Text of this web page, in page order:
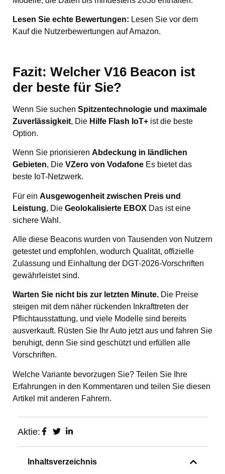
Lesen Sie echte Bewertungen: Lesen Sie vor dem
Kauf die Nutzerbewertungen auf Amazon.
Fazit: Welcher V16 Beacon ist
der beste für Sie?
Wenn Sie suchen Spitzentechnologie und maximale
Zuverlässigkeit, Die Hilfe Flash IoT+ ist die beste
Option.
Wenn Sie priorisieren Abdeckung in ländlichen
Gebieten, Die VZero von Vodafone Es bietet das
beste IoT-Netzwerk.
Für ein Ausgewogenheit zwischen Preis und
Leistung, Die Geolokalisierte EBOX Das ist eine
sichere Wahl.
Alle diese Beacons wurden von Tausenden von Nutzern
getestet und empfohlen, wodurch Qualität, offizielle
Zulassung und Einhaltung der DGT-2026-Vorschriften
gewährleistet sind.
Warten Sie nicht bis zur letzten Minute. Die Preise
steigen mit dem näher rückenden Inkrafttreten der
Pflichtausstattung, und viele Modelle sind bereits
ausverkauft. Rüsten Sie Ihr Auto jetzt aus und fahren Sie
beruhigt, denn Sie sind geschützt und erfüllen alle
Vorschriften.
Welche Variante bevorzugen Sie? Teilen Sie Ihre
Erfahrungen in den Kommentaren und teilen Sie diesen
Artikel mit anderen Fahrern.
Aktie:
Inhaltsverzeichnis